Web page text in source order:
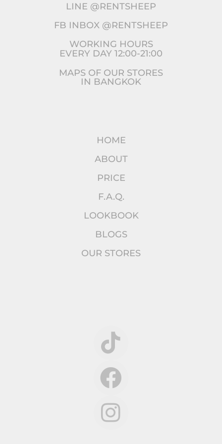
LINE @RENTSHEEP
FB INBOX @RENTSHEEP
WORKING HOURS
EVERY DAY 12:00-21:00
MAPS OF OUR STORES
IN BANGKOK
HOME
ABOUT
PRICE
F.A.Q.
LOOKBOOK
BLOGS
OUR STORES